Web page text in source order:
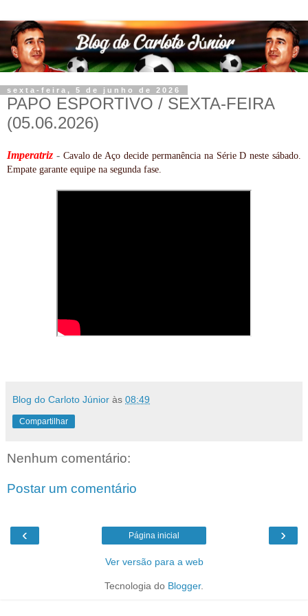
sexta-feira, 5 de junho de 2026
PAPO ESPORTIVO / SEXTA-FEIRA
(05.06.2026)
Imperatriz - Cavalo de Aço decide permanência na Série D neste sábado.
Empate garante equipe na segunda fase.
Blog do Carloto Júnior às 08:49
Compartilhar
Nenhum comentário:
Postar um comentário
‹ ›
Página inicial
Ver versão para a web
Tecnologia do Blogger.